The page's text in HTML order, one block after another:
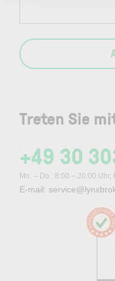
Treten Sie
+49 30
Mo. – Do.: 8:00 – 20:00 Uhr,
E-mail: